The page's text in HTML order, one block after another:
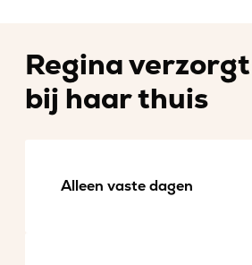
Regina
bij haar thuis
Alleen vaste dagen